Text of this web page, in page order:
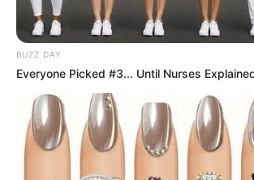
BUZZ DAY
Everyone Picked #3... Until Nurses